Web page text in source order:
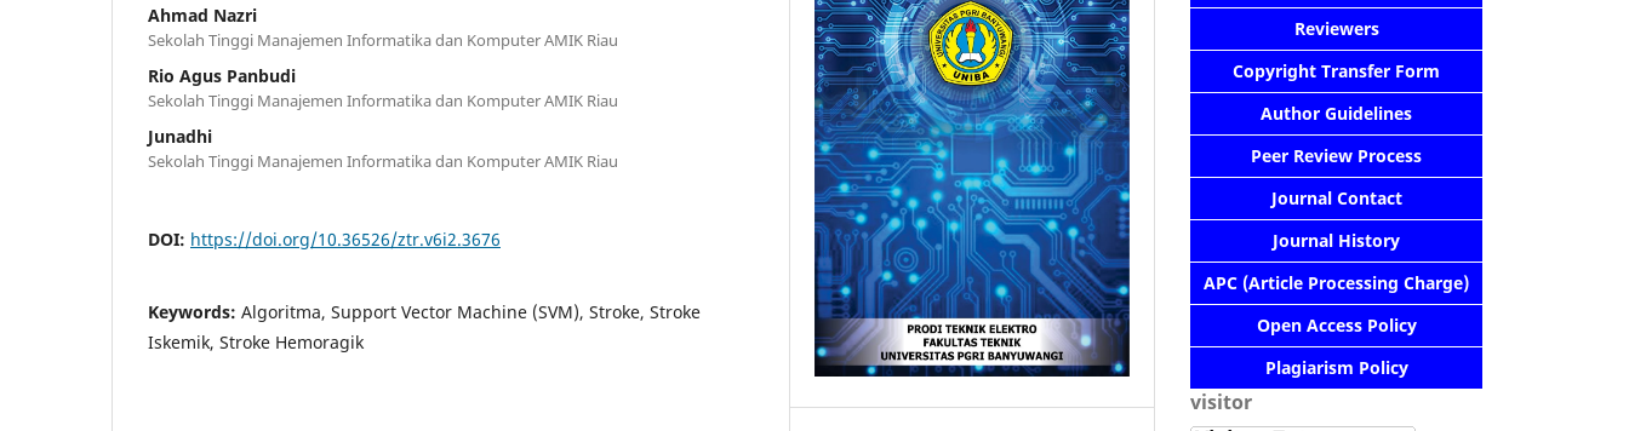
Ahmad Nazri
Sekolah Tinggi Manajemen Informatika dan Komputer AMIK Riau
Rio Agus Panbudi
Sekolah Tinggi Manajemen Informatika dan Komputer AMIK Riau
Junadhi
Sekolah Tinggi Manajemen Informatika dan Komputer AMIK Riau
DOI: https://doi.org/10.36526/ztr.v6i2.3676
Keywords: Algoritma, Support Vector Machine (SVM), Stroke, Stroke
Iskemik, Stroke Hemoragik
Reviewers
Copyright Transfer Form
Author Guidelines
Peer Review Process
Journal Contact
Journal History
APC (Article Processing Charge)
Open Access Policy
Plagiarism Policy
visitor